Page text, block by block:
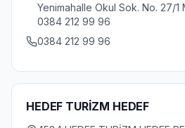
Yenimahalle Okul Sok. No. 27/1
0384 212 99 96
0384 212 99 96
HEDEF TURİZM HEDEF